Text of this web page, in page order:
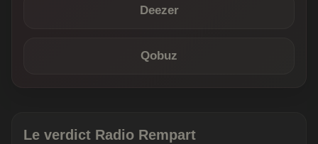
Deezer
Qobuz
Le verdict Radio Rempart